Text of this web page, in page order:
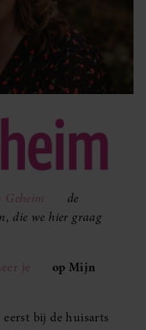
de
die we hier graag
je
op Mijn
bij de huisarts